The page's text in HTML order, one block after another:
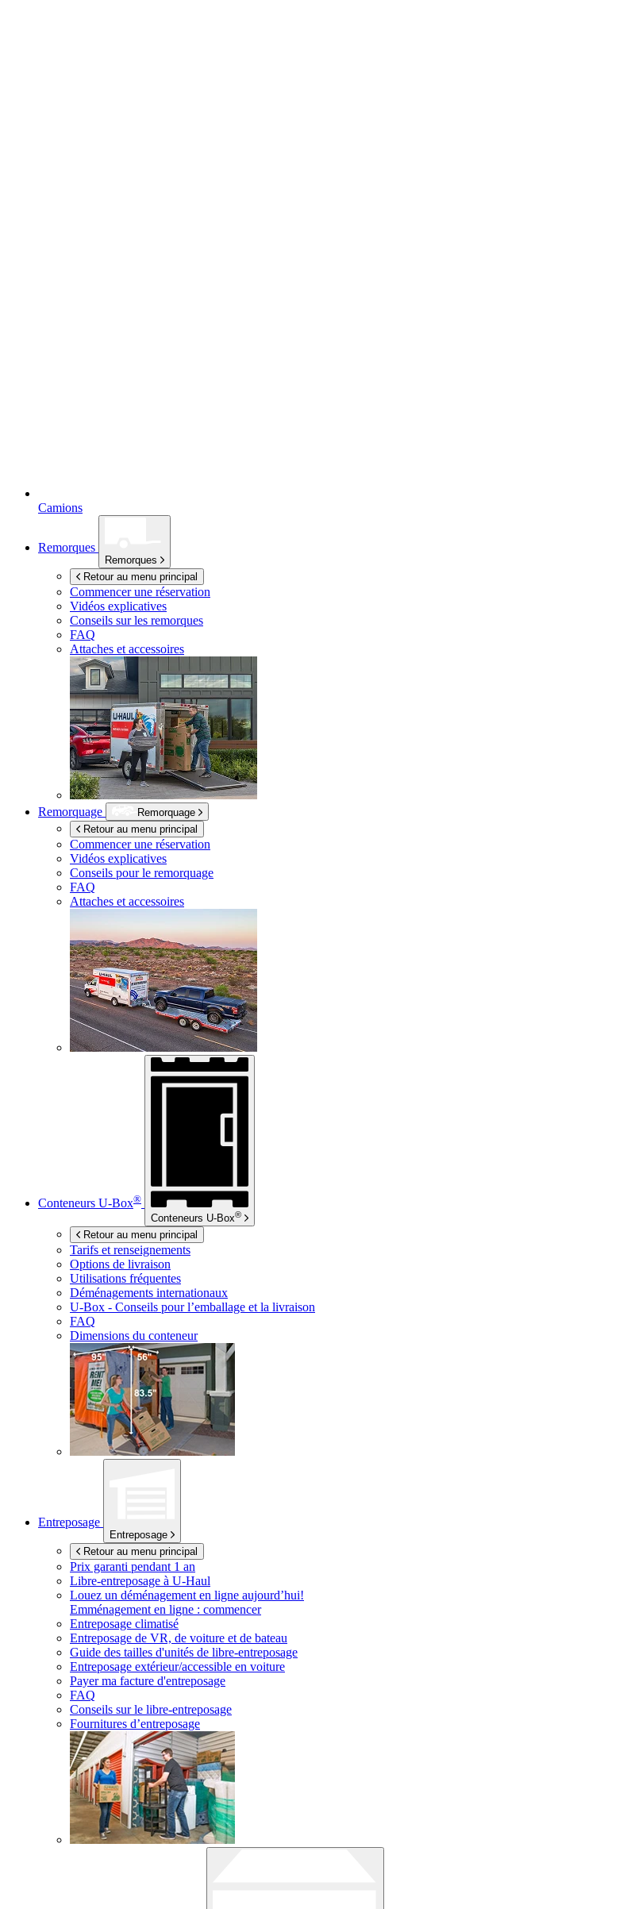
Camions
Remorques
Remorques
Retour au menu principal
Commencer une réservation
Vidéos explicatives
Conseils sur les remorques
FAQ
Attaches et accessoires
Remorquage
Remorquage
Retour au menu principal
Commencer une réservation
Vidéos explicatives
Conseils pour le remorquage
FAQ
Attaches et accessoires
Conteneurs U-Box®
Conteneurs U-Box®
Retour au menu principal
Tarifs et renseignements
Options de livraison
Utilisations fréquentes
Déménagements internationaux
U-Box - Conseils pour l’emballage et la livraison
FAQ
Dimensions du conteneur
Entreposage
Entreposage
Retour au menu principal
Prix garanti pendant 1 an
Libre-entreposage à U-Haul
Louez un déménagement en ligne aujourd’hui!
Emménagement en ligne : commencer
Entreposage climatisé
Entreposage de VR, de voiture et de bateau
Guide des tailles d'unités de libre-entreposage
Entreposage extérieur/accessible en voiture
Payer ma facture d'entreposage
FAQ
Conseils sur le libre-entreposage
Fournitures d’entreposage